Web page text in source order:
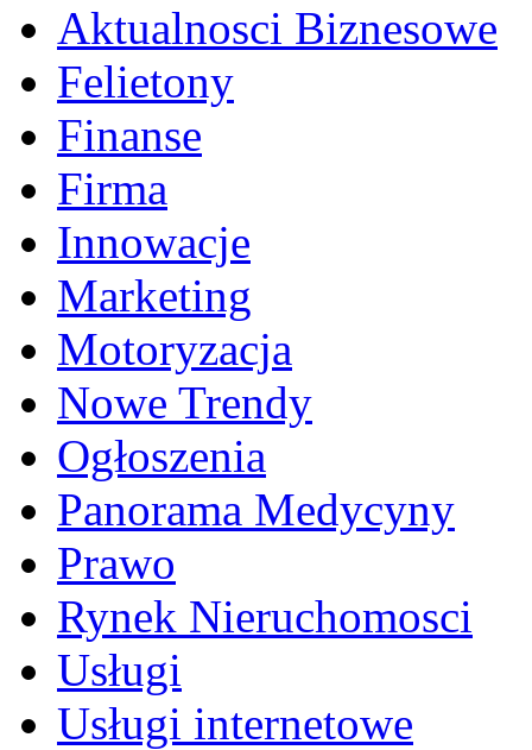
Aktualnosci Biznesowe
Felietony
Finanse
Firma
Innowacje
Marketing
Motoryzacja
Nowe Trendy
Ogłoszenia
Panorama Medycyny
Prawo
Rynek Nieruchomosci
Usługi
Usługi internetowe